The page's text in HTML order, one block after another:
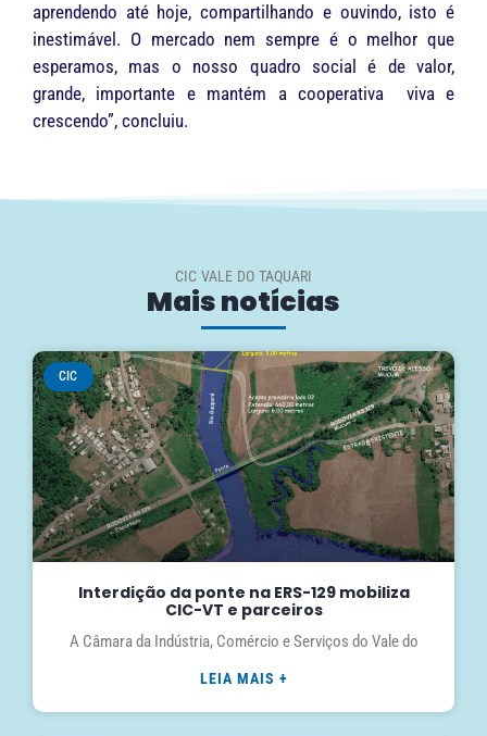
aprendendo até hoje, compartilhando e ouvindo, isto é
inestimável. O mercado nem sempre é o melhor que
esperamos, mas o nosso quadro social é de valor,
grande, importante e mantém a cooperativa viva e
crescendo”, concluiu.
CIC VALE DO TAQUARI
Mais notícias
CIC
Interdição da ponte na ERS-129 mobiliza
CIC-VT e parceiros
A Câmara da Indústria, Comércio e Serviços do Vale do
LEIA MAIS +